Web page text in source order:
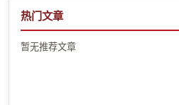
热门文章
暂无推荐文章